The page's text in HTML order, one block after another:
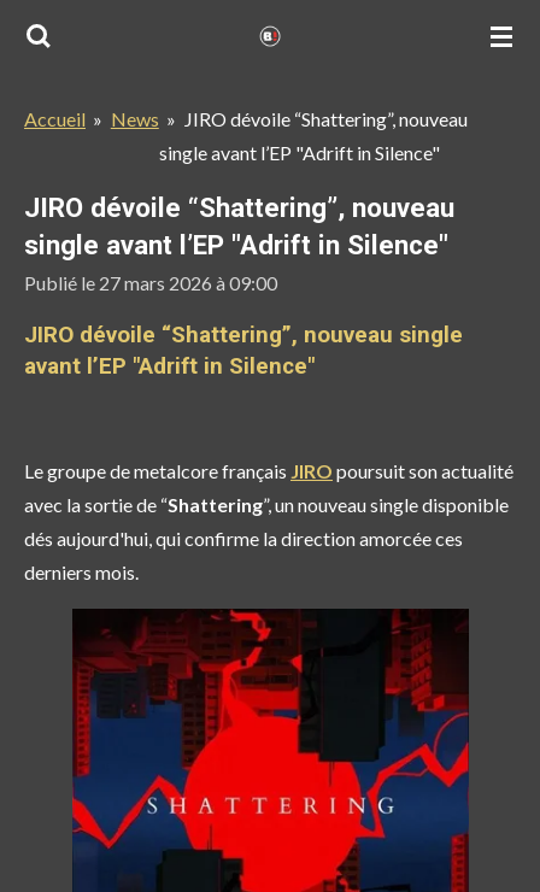
Passer
principal
Accueil » News » JIRO dévoile “Shattering”, nouveau
single avant l’EP "Adrift in Silence"
JIRO dévoile “Shattering”, nouveau
single avant l’EP "Adrift in Silence"
Publié le 27 mars 2026 à 09:00
JIRO dévoile “Shattering”, nouveau single
avant l’EP "Adrift in Silence"
Le groupe de metalcore français JIRO poursuit son actualité
avec la sortie de “Shattering”, un nouveau single disponible
dés aujourd'hui, qui confirme la direction amorcée ces
derniers mois.